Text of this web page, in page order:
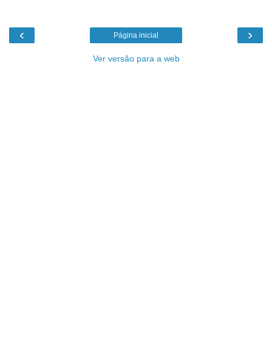
‹ ›
Página inicial
Ver versão para a web